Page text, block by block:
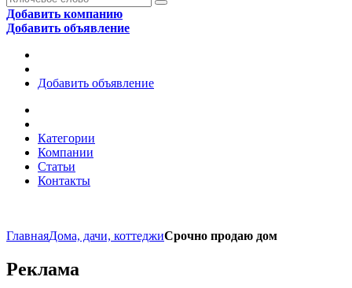
Добавить компанию
Добавить объявление
Добавить объявление
Категории
Компании
Статьи
Контакты
ГлавнаяДома, дачи, коттеджиСрочно продаю дом
Реклама